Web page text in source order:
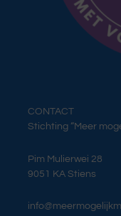
CONTACT
Stichting “Meer
Pim Mulierwei 28
9051 KA Stiens